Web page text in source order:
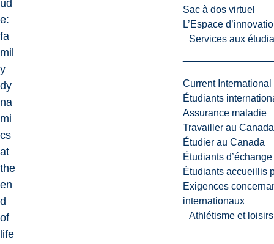
Sac à dos virtuel
L’Espace
Services aux
Current International
Étudiants
Assurance maladie
Travailler au Canada
Étudier au Canada
Étudiants
Étudiants accueillis
Exigences
internationaux
Athlétisme et
ud
e:
fa
mil
y
dy
na
mi
cs
at
the
en
d
of
life